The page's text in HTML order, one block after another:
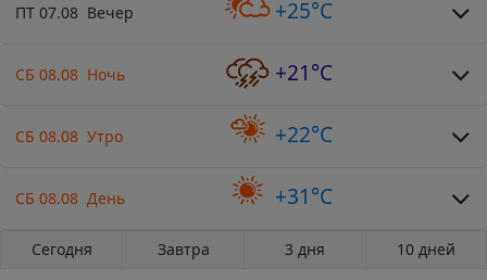
ПТ 07.08 Вечер +25°C
СБ 08.08 Ночь +21°C
СБ 08.08 Утро +22°C
СБ 08.08 День +31°C
Сегодня Завтра 3 дня 10 дней